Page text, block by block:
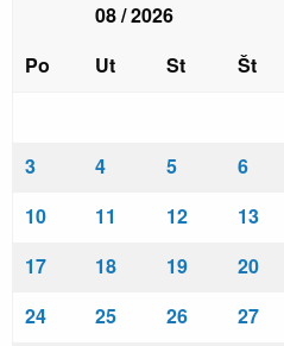
08 / 2026
Po
Ut St Št
3
4 5 6
10
11 12 13
17
18 19 20
24
25 26 27